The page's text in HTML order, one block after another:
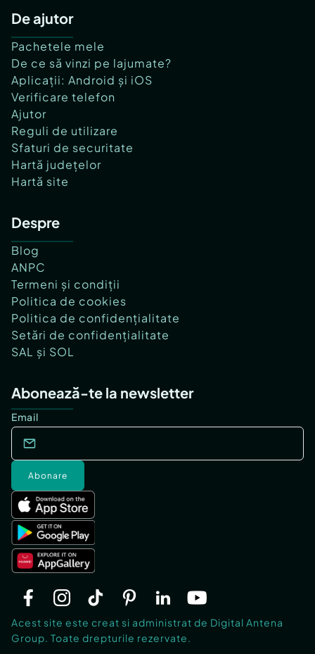
De ajutor
Pachetele mele
De ce să vinzi pe lajumate?
Aplicații: Android și iOS
Verificare telefon
Ajutor
Reguli de utilizare
Sfaturi de securitate
Hartă județelor
Hartă site
Despre
Blog
ANPC
Termeni și condiții
Politica de cookies
Politica de confidențialitate
Setări de confidențialitate
SAL și SOL
Abonează-te la newsletter
Email
Abonare
Acest site este creat si administrat de Digital Antena
Group. Toate drepturile rezervate.